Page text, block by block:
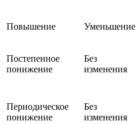
Повышение Уменьшение
Постепенное
понижение
Без
изменения
Периодическое
понижение
Без
изменения